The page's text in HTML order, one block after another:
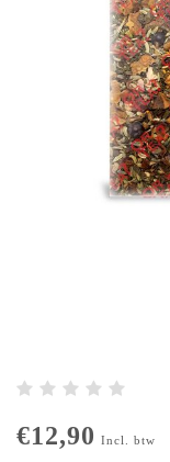
€12,90 Incl. btw